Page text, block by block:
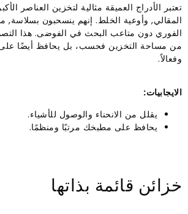
تعتبر الأدراج العميقة مثالية لتخزين العناصر
المقالي, وأوعية الخلط. إنهم ينسحبون بسلاسة,
الفوري دون متاعب البحث في الفوضى. هذا
من مساحة التخزين فحسب، بل يحافظ أيضًا
وفعالاً.
الايجابيات:
يقلل من الانحناء والوصول للأشياء.
يحافظ على مطبخك مرتبًا ومنظمًا.
خزائن قائمة بذاتها